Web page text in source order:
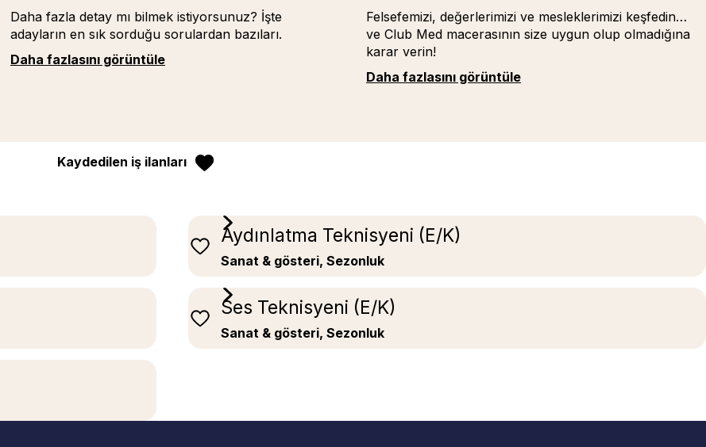
Daha fazla detay mı bilmek istiyorsunuz? İşte
adayların en sık sorduğu sorulardan bazıları.
Daha fazlasını görüntüle
Felsefemizi, değerlerimizi ve mesleklerimizi keşfedin…
ve Club Med macerasının size uygun olup olmadığına
karar verin!
Daha fazlasını görüntüle
Aydınlatma Teknisyeni (E/K)
Sanat & gösteri, Sezonluk
Ses Teknisyeni (E/K)
Sanat & gösteri, Sezonluk
Kaydedilen iş ilanları